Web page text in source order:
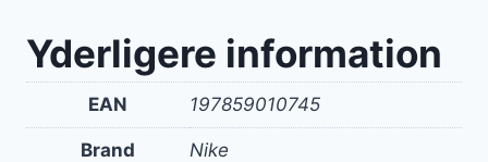
Yderligere information
EAN 197859010745
Brand Nike